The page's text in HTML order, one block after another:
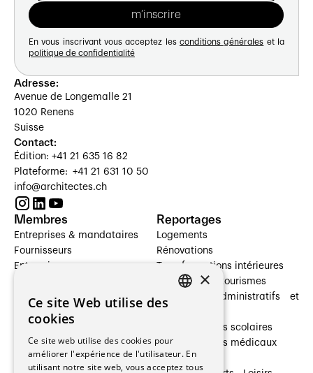
En vous inscrivant vous acceptez les conditions générales et la
politique de confidentialité
Adresse:
Avenue de Longemalle 21
1020 Renens
Suisse
Contact:
Édition: +41 21 635 16 82
Plateforme: +41 21 631 10 50
info@architectes.ch
Membres
Entreprises & mandataires
Fournisseurs
Entreprises
Architectes paysagistes
Architectes d'intérieur
Entreprises générales
Ingénieurs et mandataires
Reportages
Logements
Rénovations
Transformations intérieures
Hôtelleries et tourismes
Bâtiments administratifs et
Établissements scolaires
Établissements médicaux
Villas
×
Ce site Web utilise des
cookies
Ce site web utilise des cookies pour
améliorer l'expérience de l'utilisateur. En
utilisant notre site web, vous acceptez tous